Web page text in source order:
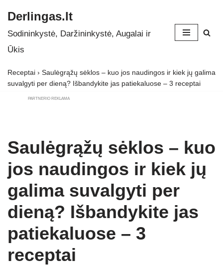
Skip
to
Derlingas.lt
Sodininkystė, Daržininkystė, Augalai ir
Ūkis
Receptai › Saulėgrąžų sėklos – kuo jos naudingos ir kiek jų galima
suvalgyti per dieną? Išbandykite jas patiekaluose – 3 receptai
PARTNERIO REKLAMA
Saulėgrąžų sėklos – kuo
jos naudingos ir kiek jų
galima suvalgyti per
dieną? Išbandykite jas
patiekaluose – 3
receptai